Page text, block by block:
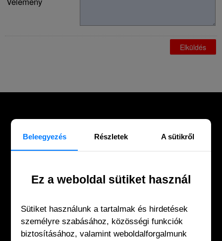
Beleegyezés Részletek A sütikről
Ez a weboldal sütiket használ
Sütiket használunk a tartalmak és hirdetések
személyre szabásához, közösségi funkciók
biztosításához, valamint weboldalforgalmunk
KAPCSOLAT